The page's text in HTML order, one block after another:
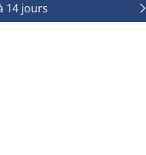
14 jours